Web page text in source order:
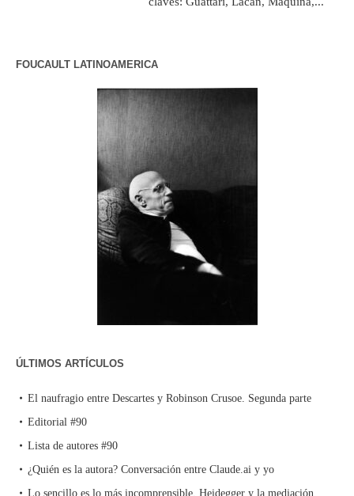
FOUCAULT LATINOAMERICA
ÚLTIMOS ARTÍCULOS
El naufragio entre Descartes y Robinson Crusoe. Segunda parte
Editorial #90
Lista de autores #90
¿Quién es la autora? Conversación entre Claude.ai y yo
Lo sencillo es lo más incomprensible. Heidegger y la mediación